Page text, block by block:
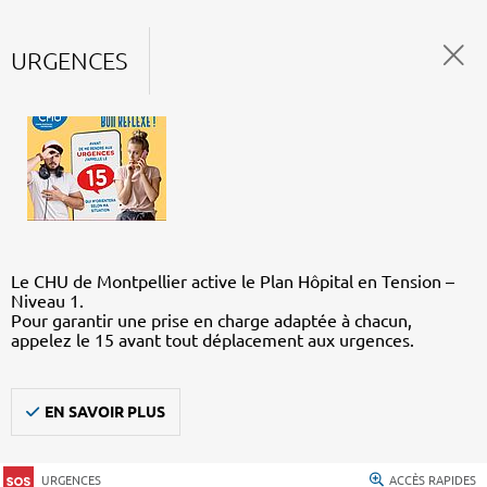
URGENCES
Le CHU de Montpellier active le Plan Hôpital en Tension –
Niveau 1.
Pour garantir une prise en charge adaptée à chacun,
appelez le 15 avant tout déplacement aux urgences.
EN SAVOIR PLUS
URGENCES ACCÈS RAPIDES